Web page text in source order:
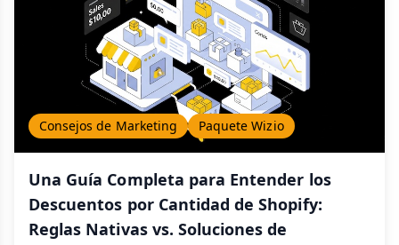
Consejos de Marketing Paquete Wizio
Una Guía Completa para Entender los
Descuentos por Cantidad de Shopify:
Reglas Nativas vs. Soluciones de